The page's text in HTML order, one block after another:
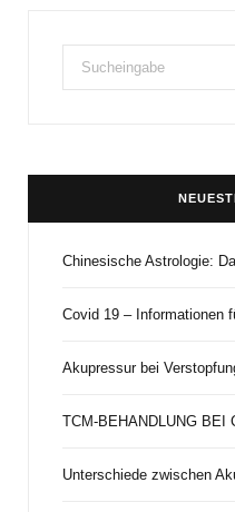
Search
for:
Chinesische Astrologie:
Covid 19 – Informationen
Akupressur bei
TCM-BEHANDLUNG BEI
Unterschiede zwischen